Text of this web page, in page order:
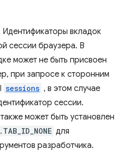
вкладок
сессии браузера. В
может не быть присвоен
при запросе к сторонним
sessions , в этом случае
сессии.
может быть установлен
для
разработчика.